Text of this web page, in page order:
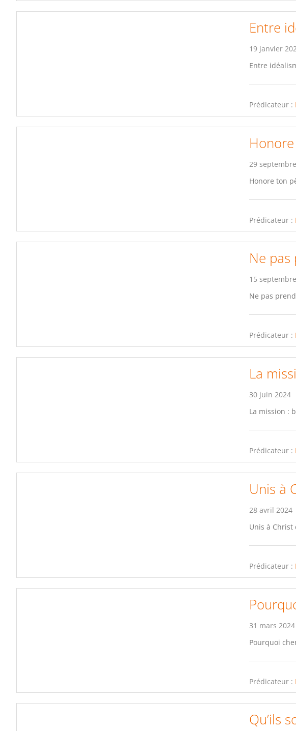
Entre
19 janvier
Entre
Prédicateur :
29
Honore ton
Prédicateur :
Ne
15
Ne pas
Prédicateur :
La
30 juin 2024
La mission :
Prédicateur :
Unis à
28 avril 2024
Unis à
Prédicateur :
31 mars 2024
Pourquoi
Prédicateur :
Qu’ils